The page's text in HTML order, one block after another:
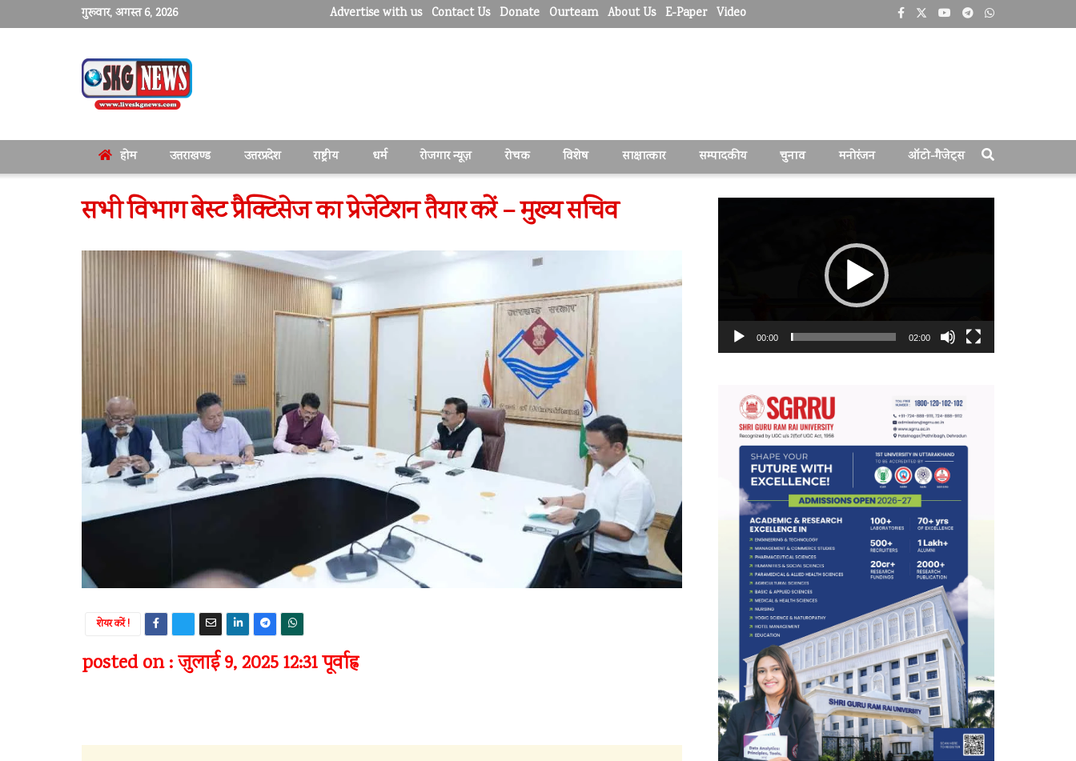
गुरूवार, अगस्त 6, 2026 Advertise with us Contact Us Donate Ourteam About Us E-Paper Video
होम उत्तराखण्ड उत्तरप्रदेश राष्ट्रीय धर्म रोजगार न्यूज़ रोचक विशेष साक्षात्कार सम्पादकीय चुनाव मनोरंजन ऑटो-गैजेट्स
सभी विभाग बेस्ट प्रैक्टिसेज का प्रेजेंटेशन तैयार करें – मुख्य सचिव
शेयर करें !
posted on : जुलाई 9, 2025 12:31 पूर्वाह्न
00:00 02:00